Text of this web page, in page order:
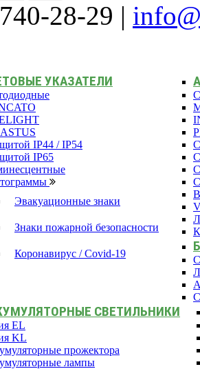
28-29 |
УКАЗАТЕЛИ
IP44 / IP54
IP65
Эвакуационные знаки
Знаки пожарной безопасности
Коронавирус / Covid-19
СВЕТИЛЬНИКИ
EL
KL
прожектора
лампы